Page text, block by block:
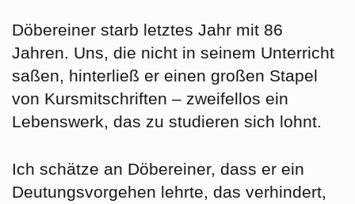
Döbereiner starb letztes Jahr mit 86
Jahren. Uns, die nicht in seinem Unterricht
saßen, hinterließ er einen großen Stapel
von Kursmitschriften – zweifellos ein
Lebenswerk, das zu studieren sich lohnt.
Ich schätze an Döbereiner, dass er ein
Deutungsvorgehen lehrte, das verhindert,